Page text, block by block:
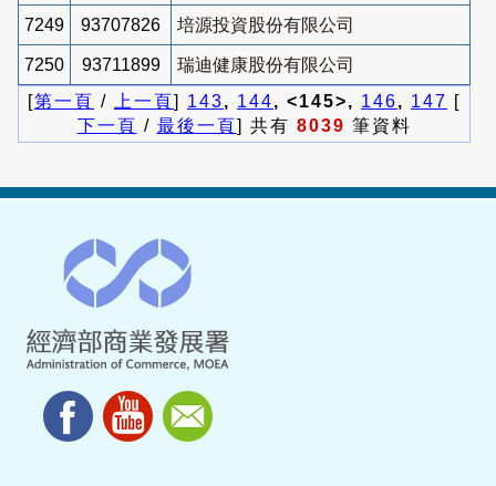
7249 93707826 培源投資股份有限公司
7250 93711899
瑞迪健康股份有限公司
[第一頁 / 上一頁] 143, 144, <145>, 146, 147 [
下一頁 / 最後一頁] 共有 8039 筆資料